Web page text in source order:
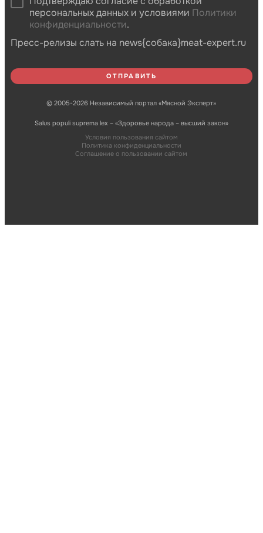
персональных данных и условиями Политики
конфиденциальности.
Пресс-релизы слать на news{собака}meat-expert.ru
© 2005-2026 Независимый портал «Мясной Эксперт»
Salus populi suprema lex – «Здоровье народа – высший закон»
Условия пользования сайтом
Политика конфиденциальности
Соглашение о пользовании сайтом